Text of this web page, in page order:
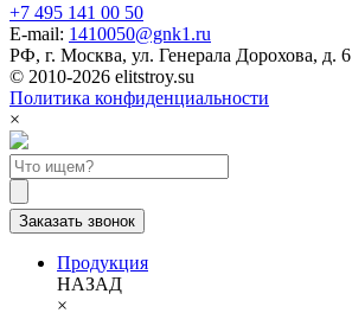
+7 495 141 00 50
E-mail: 1410050@gnk1.ru
РФ, г. Москва, ул. Генерала Дорохова, д. 6
© 2010-2026 elitstroy.su
Политика конфиденциальности
×
Заказать звонок
Продукция
НАЗАД
×